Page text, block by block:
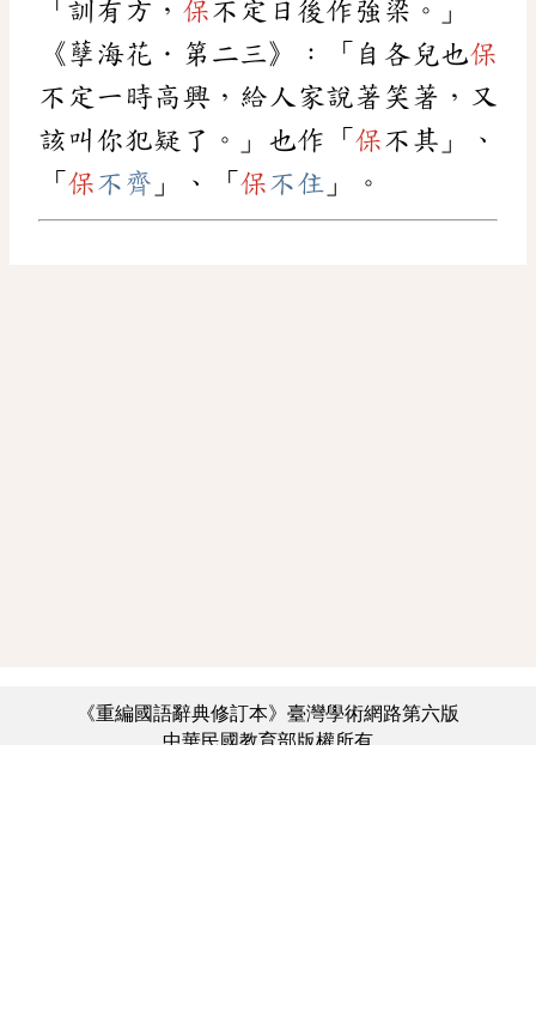
「訓有方， 保不定日後作強梁。」
《孽海花．第二三》：「自各兒也保
不定一時高興，給人家說著笑著，又
該叫你犯疑了。」也作「 保不其」、
「 保不齊 」、「 保不住 」。
《重編國語辭典修訂本》臺灣學術網路第六版
中華民國教育部版權所有